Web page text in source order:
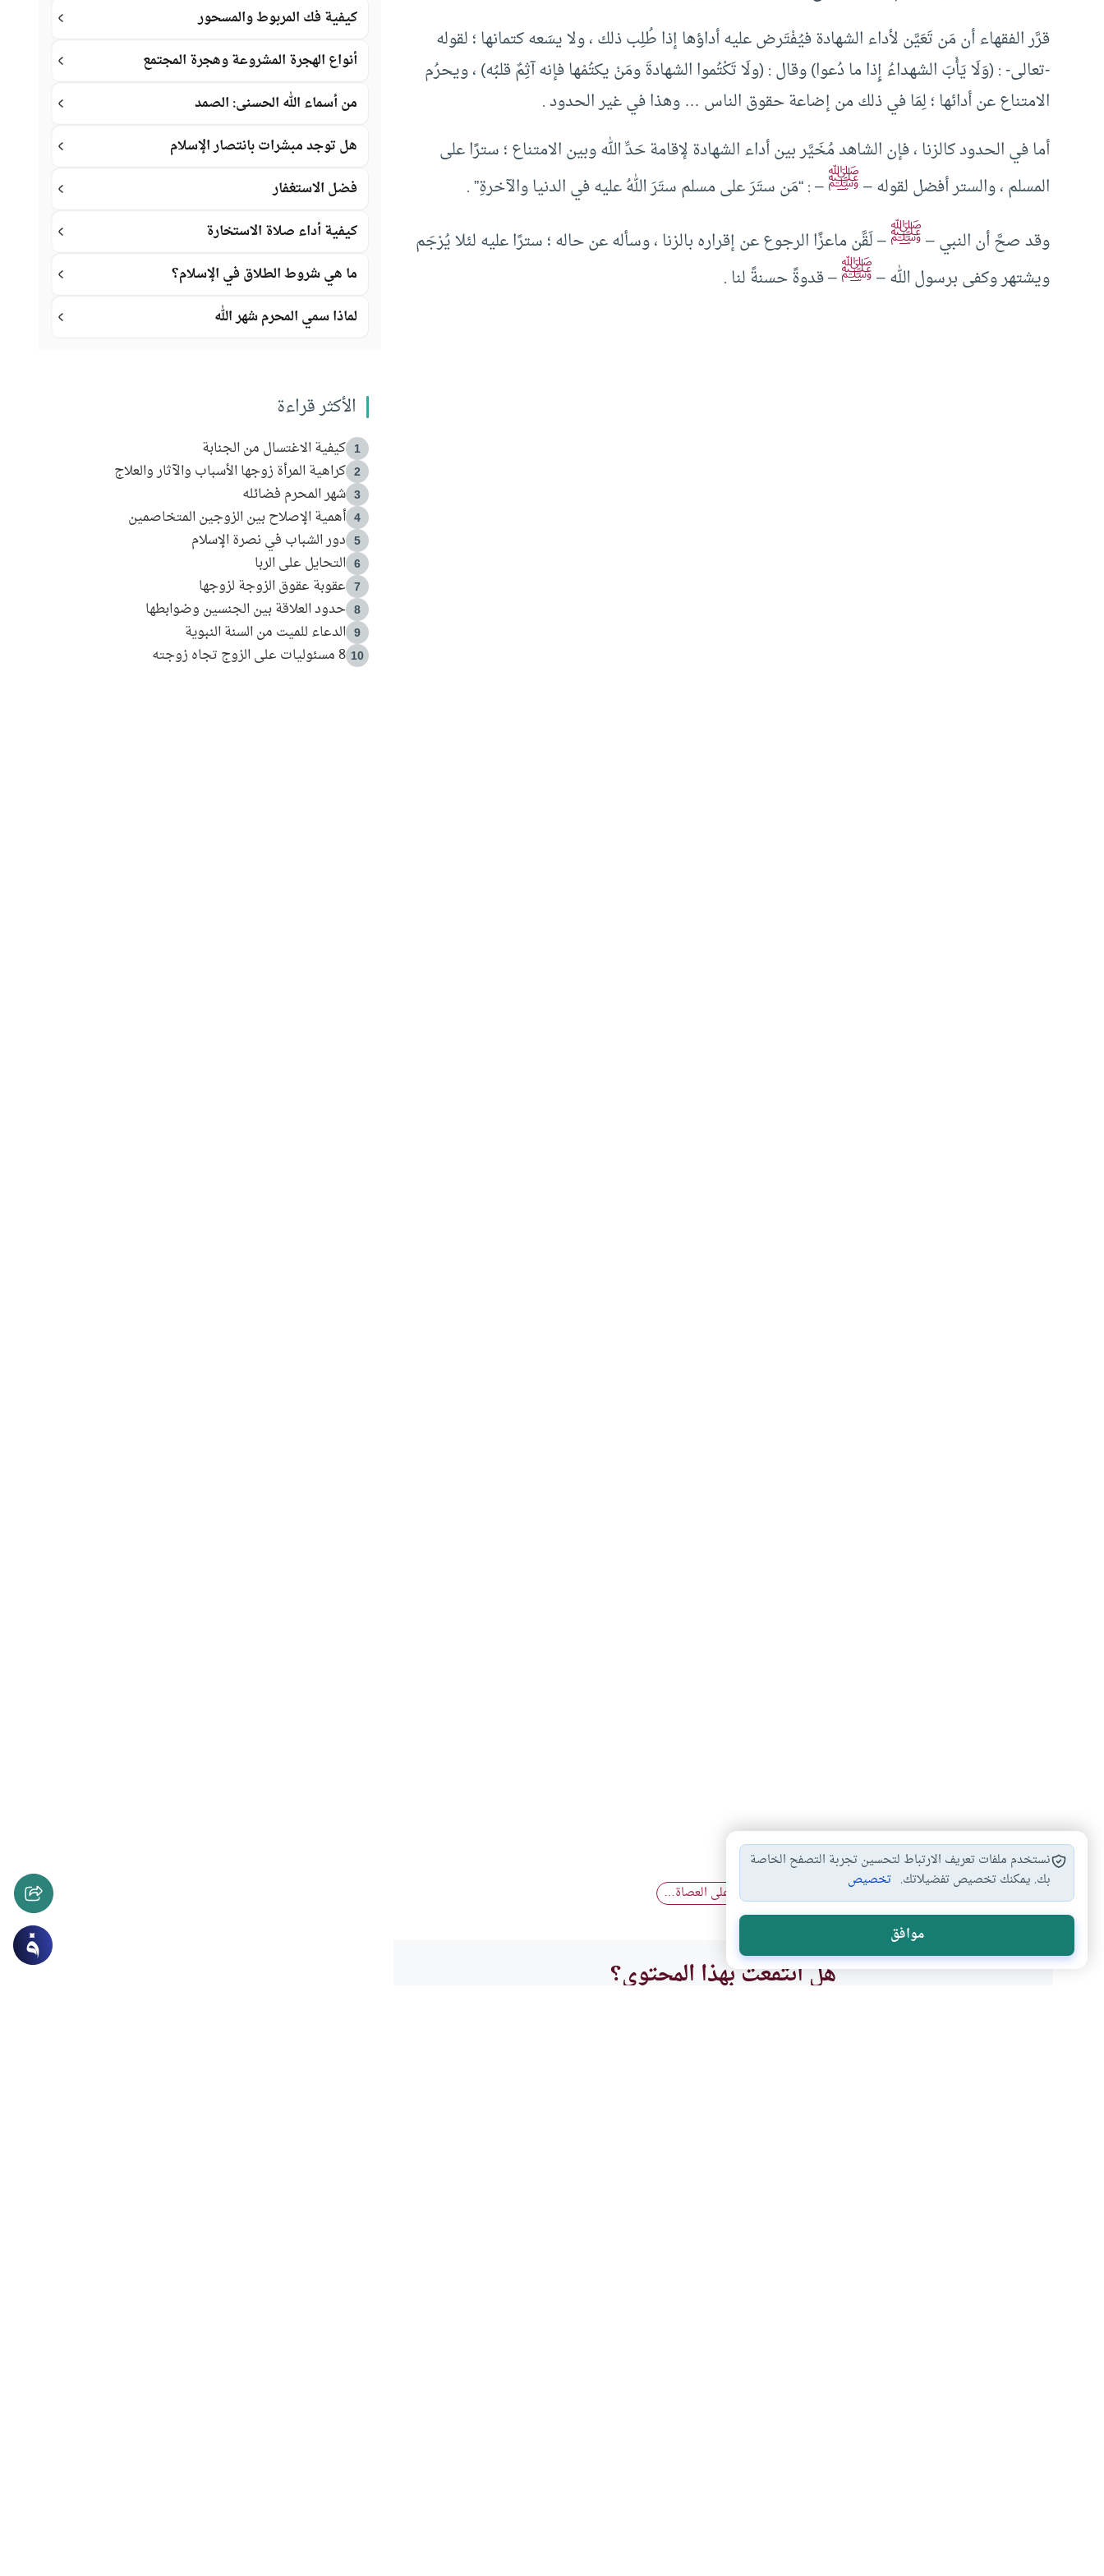
قرَّر الفقهاء أن مَن تَعَيَّن لأداء الشهادة فيُفْتَرض عليه أداؤها إذا طُلِب ذلك ، ولا يسَعه كتمانها ؛ لقوله
-تعالى- : (وَلَا يَأْبَ الشهداءُ إِذا ما دُعوا) وقال : (ولَا تَكْتُموا الشهادةَ ومَنْ يكتُمْها فإنه آثِمٌ قلبُه) ، ويحرُم
الامتناع عن أدائها ؛ لِمَا في ذلك من إضاعة حقوق الناس … وهذا في غير الحدود .
أما في الحدود كالزنا ، فإن الشاهد مُخَيَّر بين أداء الشهادة لإقامة حَدِّ الله وبين الامتناع ؛ سترًا على
المسلم ، والستر أفضل لقوله –ﷺ– : “مَن ستَرَ على مسلم ستَرَ اللهُ عليه في الدنيا والآخرةِ” .
وقد صحَّ أن النبي –ﷺ– لَقَّن ماعزًا الرجوع عن إقراره بالزنا ، وسأله عن حاله ؛ سترًا عليه لئلا يُرْجَم
ويشتهر وكفى برسول الله –ﷺ– قدوةً حسنةً لنا .
الستر على المذنبين الستر على العصاة…
هل انتفعت بهذا المحتوى؟
كيفية فك المربوط والمسحور
أنواع الهجرة المشروعة وهجرة المجتمع
من أسماء الله الحسنى: الصمد
هل توجد مبشرات بانتصار الإسلام
فضل الاستغفار
كيفية أداء صلاة الاستخارة
ما هي شروط الطلاق في الإسلام؟
لماذا سمي المحرم شهر الله
الأكثر قراءة
1 كيفية الاغتسال من الجنابة
2 كراهية المرأة زوجها الأسباب والآثار والعلاج
3 شهر المحرم فضائله
4 أهمية الإصلاح بين الزوجين المتخاصمين
5 دور الشباب في نصرة الإسلام
6 التحايل على الربا
7 عقوبة عقوق الزوجة لزوجها
8 حدود العلاقة بين الجنسين وضوابطها
9 الدعاء للميت من السنة النبوية
10 8 مسئوليات على الزوج تجاه زوجته
نستخدم ملفات تعريف الارتباط لتحسين تجربة التصفح الخاصة
بك. يمكنك تخصيص تفضيلاتك. تخصيص
موافق